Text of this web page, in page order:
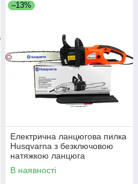
–13%
Електрична ланцюгова пилка
Husqvarna з безключовою
натяжкою ланцюга
Електропилка 2.2 кВт Пила
ланцюгова шина 40 см
В наявності